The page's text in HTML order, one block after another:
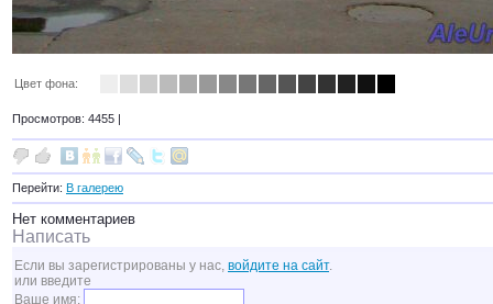
Цвет фона:
Просмотров: 4455 |
Перейти: В галерею
Нет комментариев
Написать
Если вы зарегистрированы у нас, войдите на сайт.
или введите
Ваше имя: